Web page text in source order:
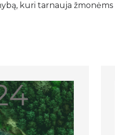
kuri tarnauja žmonėms